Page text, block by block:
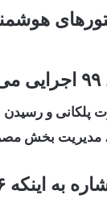
و رسیدن
مدیریت بخش